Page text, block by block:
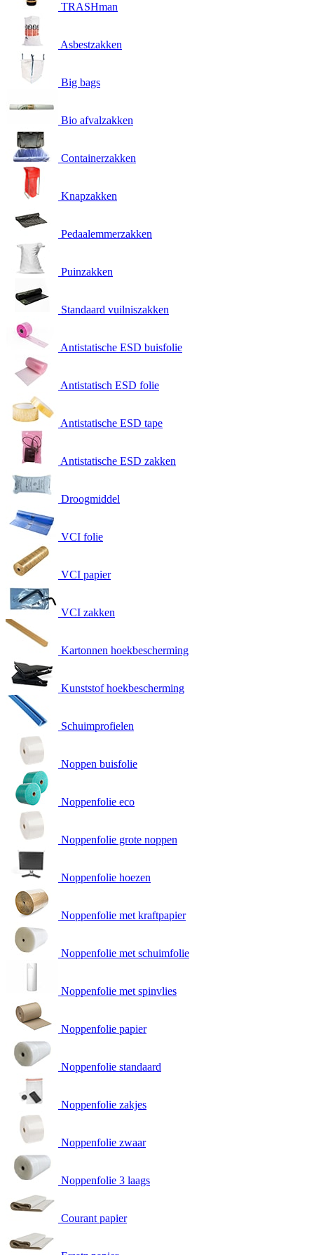
TRASHman
Asbestzakken
Big bags
Bio afvalzakken
Containerzakken
Knapzakken
Pedaalemmerzakken
Puinzakken
Standaard vuilniszakken
Antistatische ESD buisfolie
Antistatisch ESD folie
Antistatische ESD tape
Antistatische ESD zakken
Droogmiddel
VCI folie
VCI papier
VCI zakken
Kartonnen hoekbescherming
Kunststof hoekbescherming
Schuimprofielen
Noppen buisfolie
Noppenfolie eco
Noppenfolie grote noppen
Noppenfolie hoezen
Noppenfolie met kraftpapier
Noppenfolie met schuimfolie
Noppenfolie met spinvlies
Noppenfolie papier
Noppenfolie standaard
Noppenfolie zakjes
Noppenfolie zwaar
Noppenfolie 3 laags
Courant papier